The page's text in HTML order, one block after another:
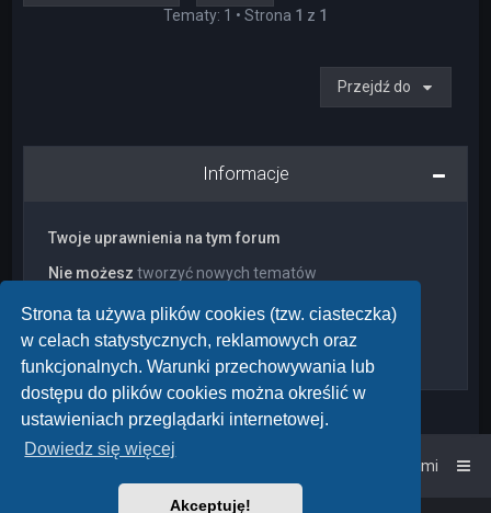
Strona ta używa plików cookies (tzw. ciasteczka)
w celach statystycznych, reklamowych oraz
funkcjonalnych. Warunki przechowywania lub
dostępu do plików cookies można określić w
ustawieniach przeglądarki internetowej.
Dowiedz się więcej
Akceptuję!
Tematy: 1 • Strona 1 z 1
Przejdź do
Informacje
Twoje uprawnienia na tym forum
Nie możesz tworzyć nowych tematów
Nie możeszzmieniać swoich postów
Nie możesz
usuwać swoich postów
Nie możeszdodawać załączników
Kontakt z nami